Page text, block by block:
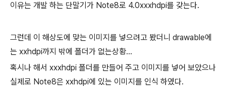
이유는 개발 하는 단말기가 Note8로 4.0xxxhdpi를 갖는다.
그런데 이 해상도에 맞는 이미지를 넣으려고 봤더니 drawable에
는 xxhdpi까지 밖에 폴더가 없는상황...
혹시나 해서 xxxhdpi 폴더를 만들어 주고 이미지를 넣어 보았으나
실제로 Note8은 xxhdpi에 있는 이미지를 인식 하였다.